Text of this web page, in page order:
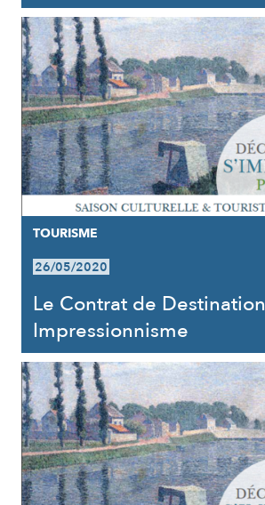
TOURISME
26/05/2020
Le Contrat de Destination
Impressionnisme